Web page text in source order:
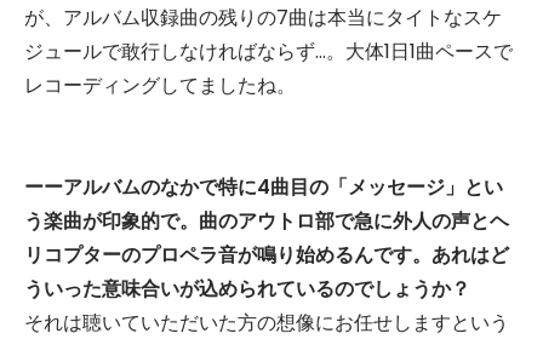
が、アルバム収録曲の残りの7曲は本当にタイトなスケ
ジュールで敢行しなければならず…。大体1日1曲ペースで
レコーディングしてましたね。
ーーアルバムのなかで特に4曲目の「メッセージ」とい
う楽曲が印象的で。曲のアウトロ部で急に外人の声とヘ
リコプターのプロペラ音が鳴り始めるんです。あれはど
ういった意味合いが込められているのでしょうか？
それは聴いていただいた方の想像にお任せしますという